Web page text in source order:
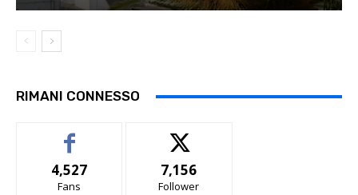
RIMANI CONNESSO
4,527
Fans
7,156
Follower